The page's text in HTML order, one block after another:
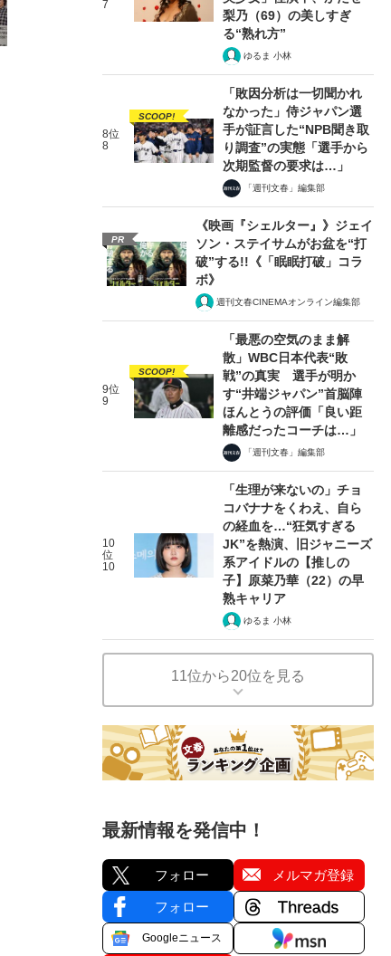
7
梨乃（69）の美しすぎ
る“熟れ方”
ゆるま 小林
8位
8
SCOOP!
「敗因分析は一切聞かれ
なかった」侍ジャパン選
手が証言した“NPB聞き取
り調査”の実態「選手から
次期監督の要求は…」
「週刊文春」編集部
PR
《映画『シェルター』》ジェイ
ソン・ステイサムがお盆を“打
破”する!!《「眠眠打破」コラ
ボ》
週刊文春CINEMAオンライン編集部
9位
9
SCOOP!
「最悪の空気のまま解
散」WBC日本代表“敗
戦”の真実 選手が明か
す“井端ジャパン”首脳陣
ほんとうの評価「良い距
離感だったコーチは…」
「週刊文春」編集部
10
位
10
「生理が来ないの」チョ
コバナナをくわえ、自ら
の経血を…“狂気すぎる
JK”を熱演、旧ジャニーズ
系アイドルの【推しの
子】原菜乃華（22）の早
熟キャリア
ゆるま 小林
11位から20位を見る
最新情報を発信中！
フォロー メルマガ登録
フォロー
Googleニュース